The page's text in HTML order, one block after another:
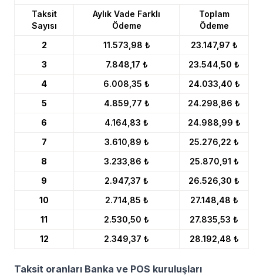
Taksit
Sayısı
Aylık Vade Farklı
Ödeme
Toplam
Ödeme
2
11.573,98 ₺
23.147,97 ₺
3
7.848,17 ₺
23.544,50 ₺
4
6.008,35 ₺
24.033,40 ₺
5
4.859,77 ₺
24.298,86 ₺
6
4.164,83 ₺
24.988,99 ₺
7
3.610,89 ₺
25.276,22 ₺
8
3.233,86 ₺
25.870,91 ₺
9
2.947,37 ₺
26.526,30 ₺
10
2.714,85 ₺
27.148,48 ₺
11
2.530,50 ₺
27.835,53 ₺
12
2.349,37 ₺ 28.192,48 ₺
Taksit oranları Banka ve POS kuruluşları